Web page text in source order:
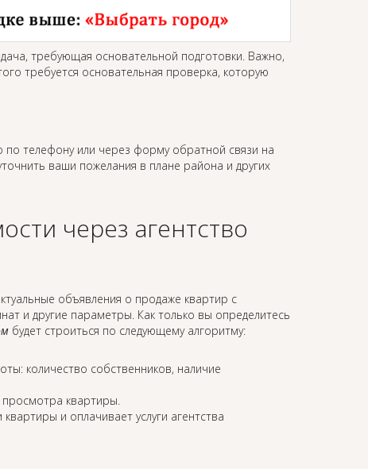
требующая основательной подготовки. Важно,
требуется основательная проверка, которую
по телефону или через форму обратной связи на
ваши пожелания в плане района и других
через агентство
объявления о продаже квартир с
и другие параметры. Как только вы определитесь
будет строиться по следующему алгоритму:
количество собственников, наличие
просмотра квартиры.
и оплачивает услуги агентства